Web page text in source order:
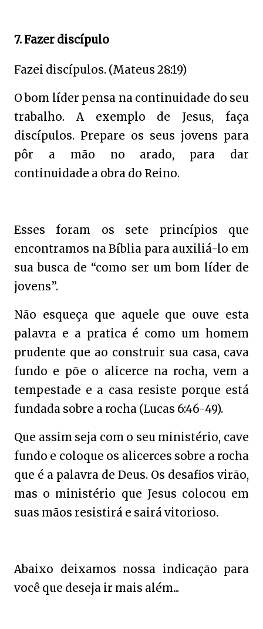
7. Fazer discípulo
Fazei discípulos. (Mateus 28:19)
O bom líder pensa na continuidade do seu
trabalho. A exemplo de Jesus, faça
discípulos. Prepare os seus jovens para
pôr a mão no arado, para dar
continuidade a obra do Reino.
Esses foram os sete princípios que
encontramos na Bíblia para auxiliá-lo em
sua busca de “como ser um bom líder de
jovens”.
Não esqueça que aquele que ouve esta
palavra e a pratica é como um homem
prudente que ao construir sua casa, cava
fundo e põe o alicerce na rocha, vem a
tempestade e a casa resiste porque está
fundada sobre a rocha (Lucas 6:46-49).
Que assim seja com o seu ministério, cave
fundo e coloque os alicerces sobre a rocha
que é a palavra de Deus. Os desafios virão,
mas o ministério que Jesus colocou em
suas mãos resistirá e sairá vitorioso.
Abaixo deixamos nossa indicação para
você que deseja ir mais além...